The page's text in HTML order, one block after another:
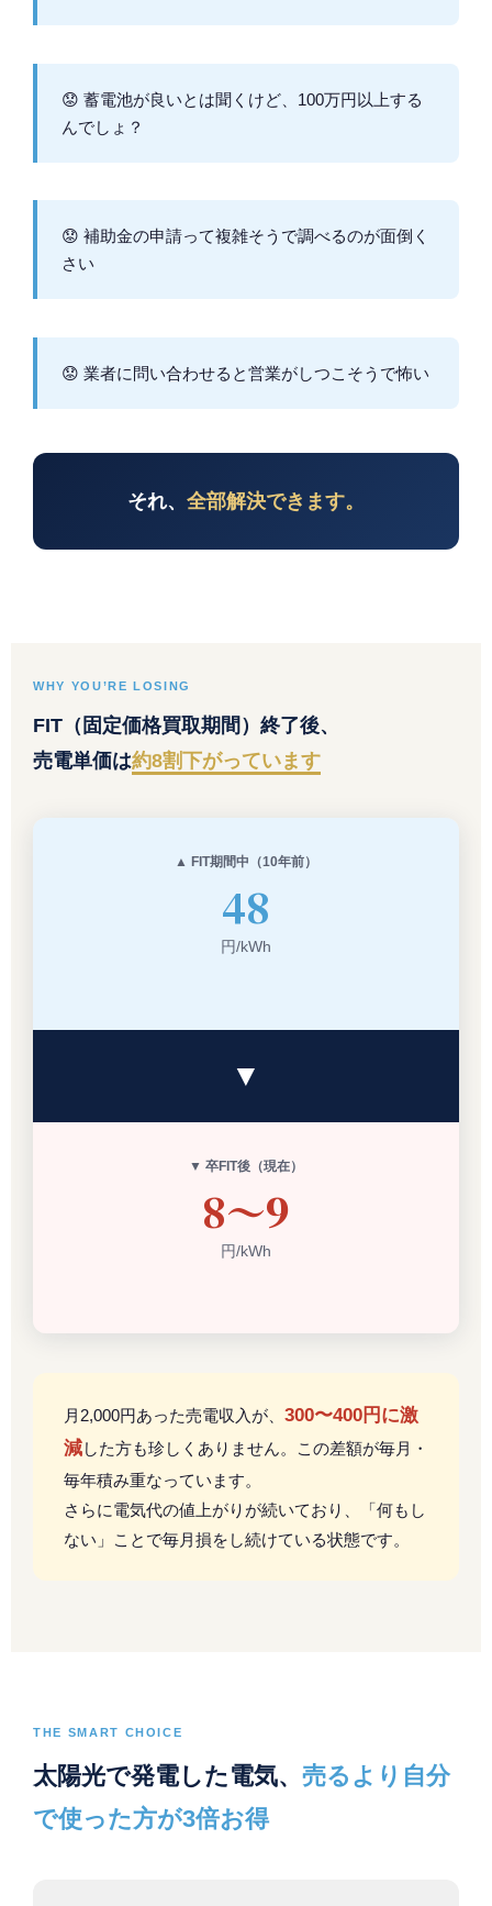
蓄電池が良いとは聞くけど、100万円以上する
んでしょ？
補助金の申請って複雑そうで調べるのが面倒く
さい
業者に問い合わせると営業がしつこそうで怖い
それ、 全部解決できます。
WHY YOU’RE LOSING
FIT（固定価格買取期間）終了後、
売電単価は約8割下がっています
▲ FIT期間中（10年前）
48
円/kWh
▼ 卒FIT後（現在）
8〜9
円/kWh
月2,000円あった売電収入が、 300〜400円に激
減した方も珍しくありません。この差額が毎月・
毎年積み重なっています。
さらに電気代の値上がりが続いており、「何もし
ない」ことで毎月損をし続けている状態です。
THE SMART CHOICE
太陽光で発電した電気、 売るより自分
で使った方が3倍お得